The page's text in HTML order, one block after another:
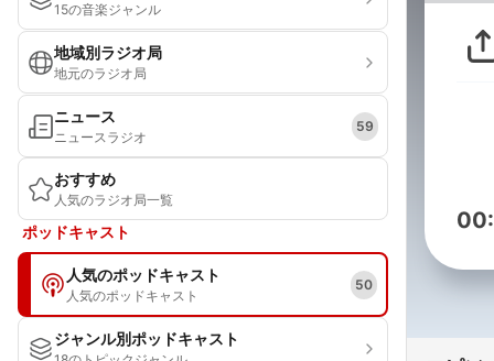
15の音楽ジャンル
地域別ラジオ局
地元のラジオ局
ニュース
ニュースラジオ
59
おすすめ
人気のラジオ局一覧
ポッドキャスト
人気のポッドキャスト
人気のポッドキャスト
50
ジャンル別ポッドキャスト